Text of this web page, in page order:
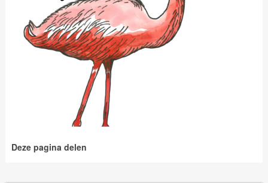
Deze pagina delen